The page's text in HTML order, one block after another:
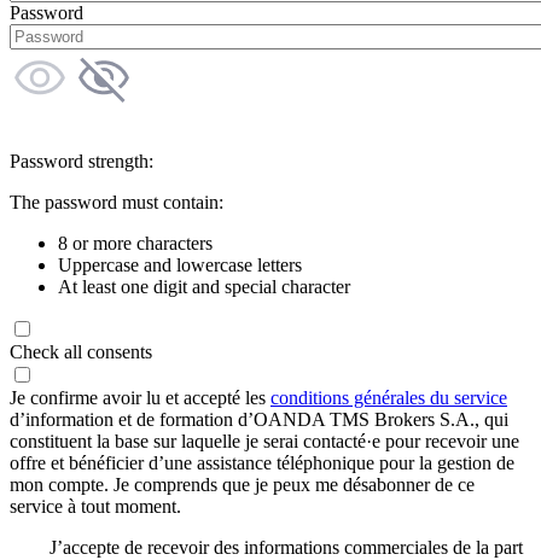
Password
Password strength:
The password must contain:
8 or more characters
Uppercase and lowercase letters
At least one digit and special character
Check all consents
Je confirme avoir lu et accepté les conditions générales du service
d’information et de formation d’OANDA TMS Brokers S.A., qui
constituent la base sur laquelle je serai contacté·e pour recevoir une
offre et bénéficier d’une assistance téléphonique pour la gestion de
mon compte. Je comprends que je peux me désabonner de ce
service à tout moment.
J’accepte de recevoir des informations commerciales de la part